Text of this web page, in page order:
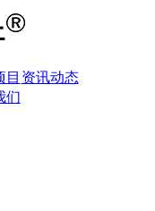
目 资讯动态
们